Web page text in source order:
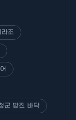
조
군 방진 바닥